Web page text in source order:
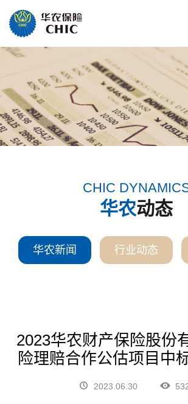
CHIC
华农动态
华农新闻 行业动态
2023华农财产保险股份
险理赔合作公估项目中
2023.06.30